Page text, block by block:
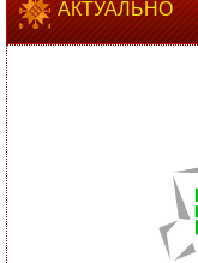
АКТУАЛЬНО